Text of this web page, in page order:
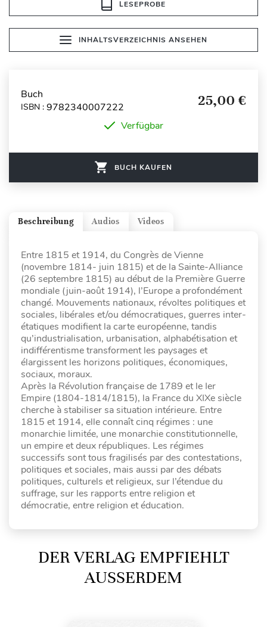
LESEPROBE
INHALTSVERZEICHNIS ANSEHEN
Buch
ISBN : 9782340007222 25,00 €
Verfügbar
BUCH KAUFEN
Videos
Audios
Beschreibung
Entre 1815 et 1914, du Congrès de Vienne
(novembre 1814- juin 1815) et de la Sainte-Alliance
(26 septembre 1815) au début de la Première Guerre
mondiale (juin-août 1914), l’Europe a profondément
changé. Mouvements nationaux, révoltes politiques et
sociales, libérales et/ou démocratiques, guerres inter-
étatiques modifient la carte européenne, tandis
qu’industrialisation, urbanisation, alphabétisation et
indifférentisme transforment les paysages et
élargissent les horizons politiques, économiques,
sociaux, moraux.
Après la Révolution française de 1789 et le Ier
Empire (1804-1814/1815), la France du XIXe siècle
cherche à stabiliser sa situation intérieure. Entre
1815 et 1914, elle connaît cinq régimes : une
monarchie limitée, une monarchie constitutionnelle,
un empire et deux républiques. Les régimes
successifs sont tous fragilisés par des contestations,
politiques et sociales, mais aussi par des débats
politiques, culturels et religieux, sur l’étendue du
suffrage, sur les rapports entre religion et
démocratie, entre religion et éducation.
DER VERLAG EMPFIEHLT
AUSSERDEM